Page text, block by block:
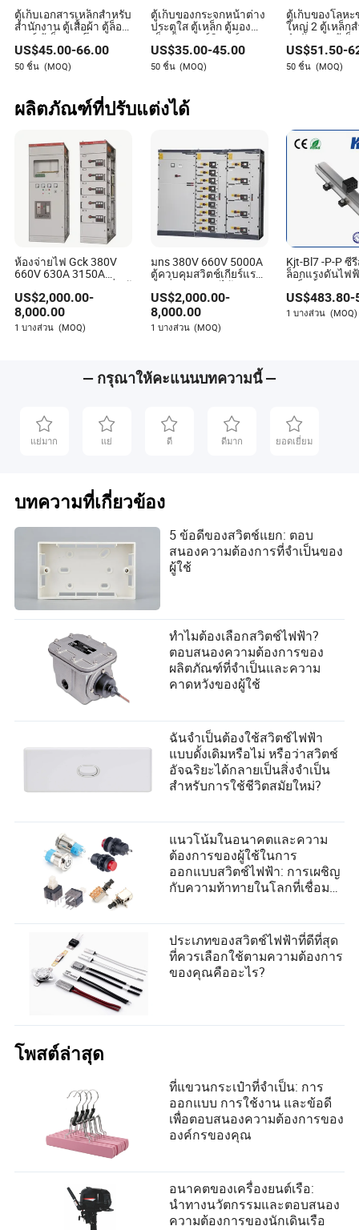
ตู้เก็บเอกสารเหล็กสำหรับ
สำนักงาน ตู้เสื้อผ้า ตู้ล็อก
เกอร์ ตู้เก็บของโลหะ
US$45.00-66.00
50 ชิ้น (MOQ)
ตู้เก็บของกระจกหน้าต่าง
ประตูใส ตู้เหล็ก ตู้มอง
เห็นชัด เฟอร์นิเจอร์
สำนักงาน
US$35.00-45.00
50 ชิ้น (MOQ)
ตู้เก็บของโลห
ใหญ่ 2 ตู้เหล็ก
สำนักงาน ตู้เก็
US$51.50-
50 ชิ้น (MOQ)
ผลิตภัณฑ์ที่ปรับแต่งได้
ห้องจ่ายไฟ Gck 380V
660V 630A 3150A
ระบบควบคุมแรงดันต่ำ ตู้
สวิตช์
US$2,000.00-
8,000.00
1 บางส่วน (MOQ)
มns 380V 660V 5000A
ตู้ควบคุมสวิตช์เกียร์แรง
ดันต่ำแบบถอดได้
US$2,000.00-
8,000.00
1 บางส่วน (MOQ)
Kjt-Bl7 -P-P ซี
ล็อกแรงดันไฟ
เหล็กขั้วต่อเซ
ตำแหน่งแบบเ
Profile
US$483.80-
1 บางส่วน (MOQ)
— กรุณาให้คะแนนบทความนี้ —
แย่มาก แย่ ดี ดีมาก ยอดเยี่ยม
บทความที่เกี่ยวข้อง
5 ข้อดีของสวิตช์แยก: ตอบ
สนองความต้องการที่จำเป็นของ
ผู้ใช้
ทำไมต้องเลือกสวิตช์ไฟฟ้า?
ตอบสนองความต้องการของ
ผลิตภัณฑ์ที่จำเป็นและความ
คาดหวังของผู้ใช้
ฉันจำเป็นต้องใช้สวิตช์ไฟฟ้า
แบบดั้งเดิมหรือไม่ หรือว่าสวิตช์
อัจฉริยะได้กลายเป็นสิ่งจำเป็น
สำหรับการใช้ชีวิตสมัยใหม่?
แนวโน้มในอนาคตและความ
ต้องการของผู้ใช้ในการ
ออกแบบสวิตช์ไฟฟ้า: การเผชิญ
กับความท้าทายในโลกที่เชื่อม
ประเภทของสวิตช์ไฟฟ้าที่ดีที่สุด
ที่ควรเลือกใช้ตามความต้องการ
ของคุณคืออะไร?
โพสต์ล่าสุด
ที่แขวนกระเป๋าที่จำเป็น: การ
ออกแบบ การใช้งาน และข้อดี
เพื่อตอบสนองความต้องการของ
องค์กรของคุณ
อนาคตของเครื่องยนต์เรือ:
นำทางนวัตกรรมและตอบสนอง
ความต้องการของนักเดินเรือ